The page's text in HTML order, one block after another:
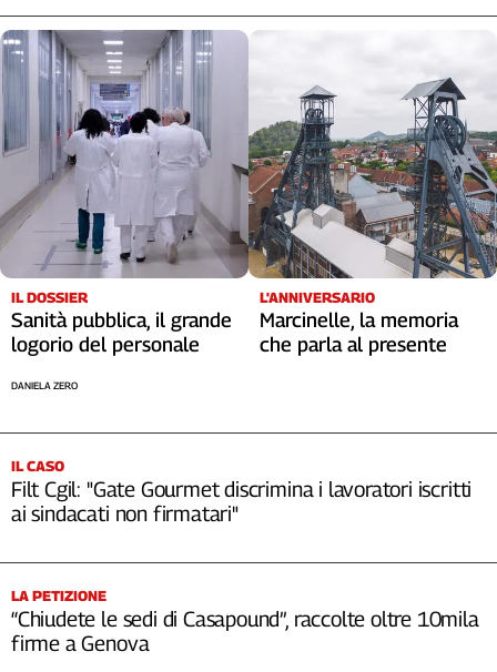
IL DOSSIER
Sanità pubblica, il grande
logorio del personale
DANIELA ZERO
L'ANNIVERSARIO
Marcinelle, la memoria
che parla al presente
IL CASO
Filt Cgil: "Gate Gourmet discrimina i lavoratori iscritti
ai sindacati non firmatari"
LA PETIZIONE
“Chiudete le sedi di Casapound”, raccolte oltre 10mila
firme a Genova